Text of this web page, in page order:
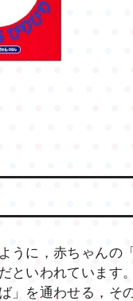
うに，赤ちゃんの
といわれています。
」を通わせる，そ